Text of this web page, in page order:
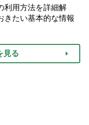
利用方法を詳細解
きたい基本的な情報
見る